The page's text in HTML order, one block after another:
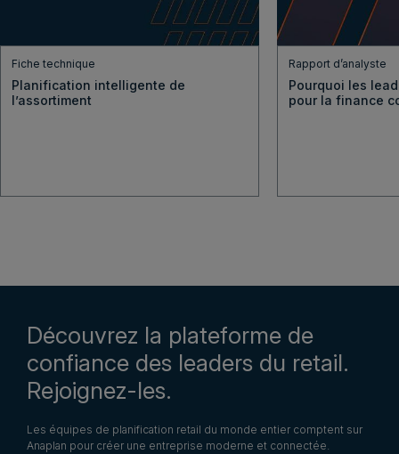
Fiche technique
Planification intelligente de
l’assortiment
Rapport d’analyste
Pourquoi les
pour la finance
Découvrez la plateforme de
confiance des leaders du retail.
Rejoignez-les.
Les équipes de planification retail du monde entier comptent sur
Anaplan pour créer une entreprise moderne et connectée.